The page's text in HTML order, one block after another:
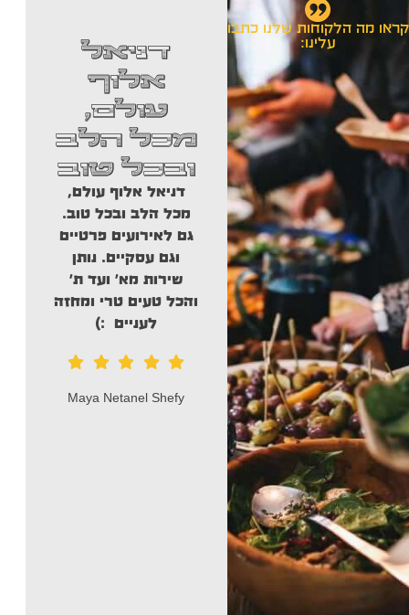
קראו מה הלקוחות שלנו כתבו
עלינו:
מפרגנת
לאחד
והיחיד
דניאל
מ נויה
סושי
קייטרינג
שהפגיז
בסושי
ברמה
אחרת
מפרגנת לאחד והיחיד
דניאל מנויה סושי
קייטרינגשהפגיז
בסושי ברמה אחרת,
העונג כולו שלי,
חושבים על סושי
תחשבו על דניאל.
סימה נהון
דניאל
אלוף
עולם,
מכל הלב
ובכל טוב
דניאל אלוף עולם,
מכל הלב ובכל טוב.
גם לאירועים פרטיים
וגם עסקיים. נותן
שירות מא' ועד ת'
והכל טעים טרי ומחזה
לעניים :)